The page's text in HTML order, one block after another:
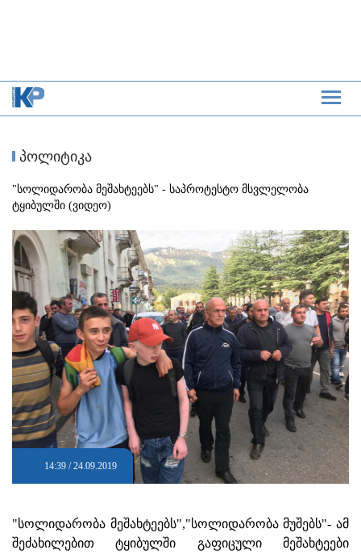
პოლიტიკა
"სოლიდარობა მეშახტეებს" - საპროტესტო მსვლელობა
ტყიბულში (ვიდეო)
14:39 / 24.09.2019
"სოლიდარობა მეშახტეებს","სოლიდარობა მუშებს"- ამ
შეძახილებით ტყიბულში გაფიცული მეშახტეები